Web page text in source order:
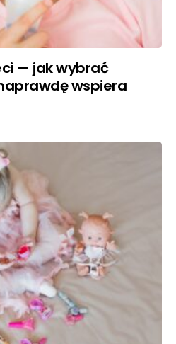
— jak wybrać
wspiera